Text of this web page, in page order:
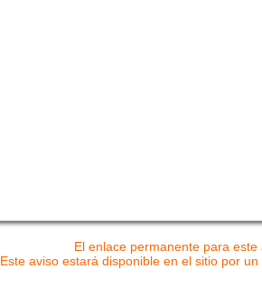
El enlace permanente para
Este aviso estará disponible en el sitio por